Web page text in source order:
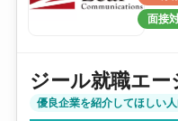
面接
ジール就職エー
優良企業を紹介してほしい